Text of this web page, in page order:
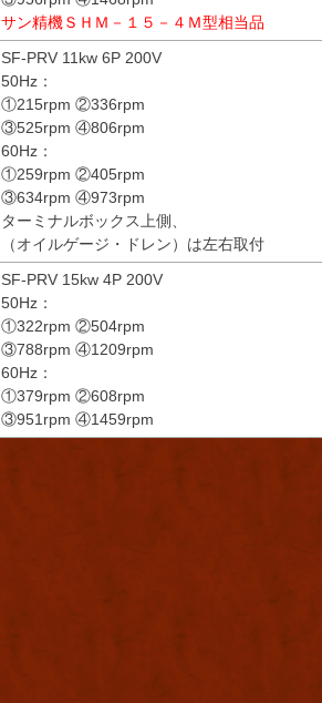
サン精機ＳＨＭ－１５－４Ｍ型相当品
SF-PRV 11kw 6P 200V
50Hz：
①215rpm ②336rpm
③525rpm ④806rpm
60Hz：
①259rpm ②405rpm
③634rpm ④973rpm
ターミナルボックス上側、
（オイルゲージ・ドレン）は左右取付
SF-PRV 15kw 4P 200V
50Hz：
①322rpm ②504rpm
③788rpm ④1209rpm
60Hz：
①379rpm ②608rpm
③951rpm ④1459rpm